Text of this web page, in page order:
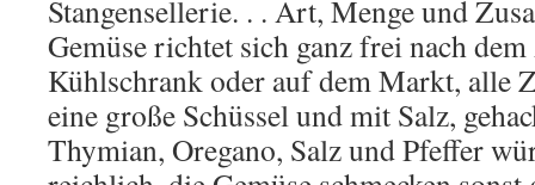
Stangensellerie. . . Art, Menge und
Gemüse richtet sich ganz frei nach
Kühlschrank oder auf dem Markt, alle
eine große Schüssel und mit Salz,
Thymian, Oregano, Salz und Pfeffer